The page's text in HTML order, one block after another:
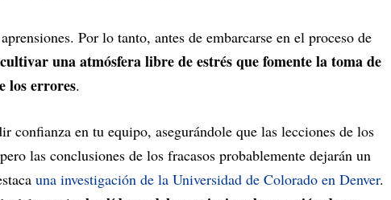
Por lo tanto, antes de embarcarse en el proceso de
una atmósfera libre de estrés que fomente la toma de
los errores.
confianza en tu equipo, asegurándole que las lecciones de los
las conclusiones de los fracasos probablemente dejarán un
una investigación de la Universidad de Colorado en Denver.